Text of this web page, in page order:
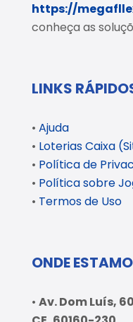
https://
conheça as
LINKS
• Ajuda
• Loterias Caixa
• Política de
• Política sobre
• Termos de Uso
ONDE
• Av. Dom Luís,